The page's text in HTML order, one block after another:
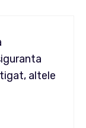
altele